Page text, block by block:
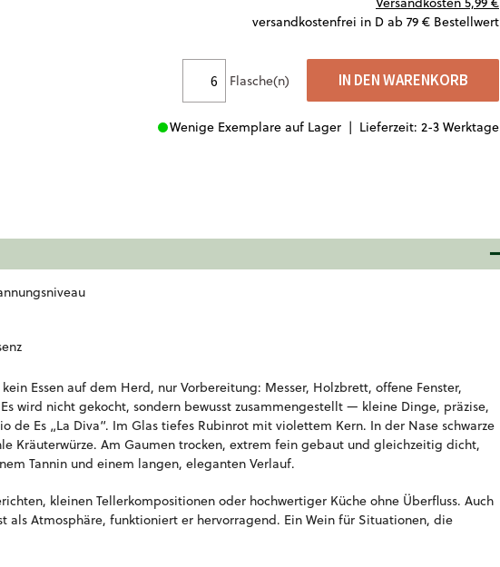
versandkostenfrei in D ab 79 € Bestellwert
Flasche(n) IN DEN WARENKORB
Lieferzeit: 2-3 Werktage
Wenige Exemplare auf Lager |
Essen auf dem Herd, nur Vorbereitung: Messer, Holzbrett, offene Fenster,
wird nicht gekocht, sondern bewusst zusammengestellt — kleine Dinge, präzise,
de Es „La Diva“. Im Glas tiefes Rubinrot mit violettem Kern. In der Nase schwarze
Kräuterwürze. Am Gaumen trocken, extrem fein gebaut und gleichzeitig dicht,
Tannin und einem langen, eleganten Verlauf.
kleinen Tellerkompositionen oder hochwertiger Küche ohne Überfluss. Auch
als Atmosphäre, funktioniert er hervorragend. Ein Wein für Situationen, die